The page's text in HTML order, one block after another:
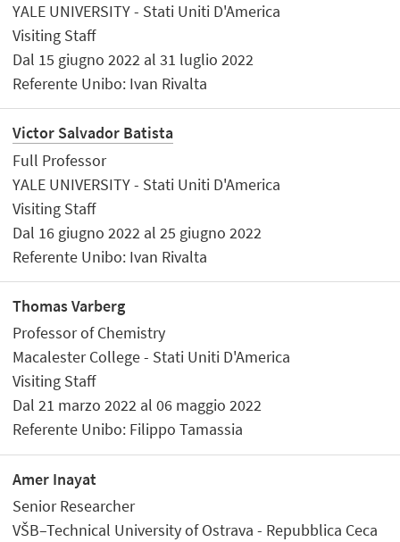
YALE UNIVERSITY - Stati Uniti D'America
Visiting Staff
Dal 15 giugno 2022 al 31 luglio 2022
Referente Unibo: Ivan Rivalta
Victor Salvador Batista
Full Professor
YALE UNIVERSITY - Stati Uniti D'America
Visiting Staff
Dal 16 giugno 2022 al 25 giugno 2022
Referente Unibo: Ivan Rivalta
Thomas Varberg
Professor of Chemistry
Macalester College - Stati Uniti D'America
Visiting Staff
Dal 21 marzo 2022 al 06 maggio 2022
Referente Unibo: Filippo Tamassia
Amer Inayat
Senior Researcher
VŠB–Technical University of Ostrava - Repubblica Ceca